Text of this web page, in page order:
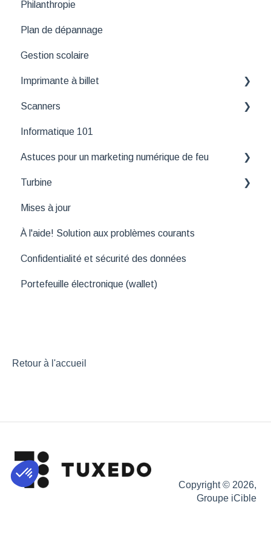
Lier sièges
Média
Métadonnées
Philanthropie
Plan de dépannage
Gestion scolaire
Imprimante à billet
Gestion des logos et polices pour les billets papier
Scanners
Application Tuxedo Scanner
Application Tuxedo Ticket Scanner (nouvelle app)
Informatique 101
Astuces pour un marketing numérique de feu
Outils de suivi
API
Turbine
Fonctionnalités essentielles de Turbine
Mises à jour
À l'aide! Solution aux problèmes courants
Confidentialité et sécurité des données
Portefeuille électronique (wallet)
Retour à l'accueil
Copyright © 2026,
Groupe iCible